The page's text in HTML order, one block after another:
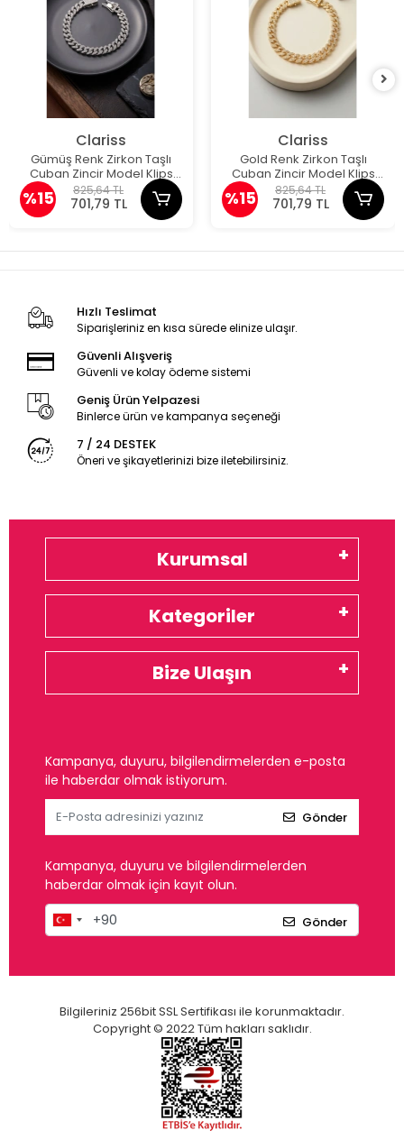
Clariss
Gümüş Renk Zirkon Taşlı
Cuban Zincir Model Klips
Kapamalı Erkek Bileklik
%15 825,64 TL
701,79 TL
Clariss
Gold Renk Zirkon Taşlı
Cuban Zincir Model Klips
Kapamalı Erkek Bileklik
%15 825,64 TL
701,79 TL
Hızlı Teslimat
Siparişleriniz en kısa sürede elinize ulaşır.
Güvenli Alışveriş
Güvenli ve kolay ödeme sistemi
Geniş Ürün Yelpazesi
Binlerce ürün ve kampanya seçeneği
7 / 24 DESTEK
Öneri ve şikayetlerinizi bize iletebilirsiniz.
Kurumsal
Kategoriler
Bize Ulaşın
Kampanya, duyuru, bilgilendirmelerden e-posta
ile haberdar olmak istiyorum.
Gönder
Kampanya, duyuru ve bilgilendirmelerden
haberdar olmak için kayıt olun.
Gönder
Bilgileriniz 256bit SSL Sertifikası ile korunmaktadır.
Copyright © 2022 Tüm hakları saklıdır.